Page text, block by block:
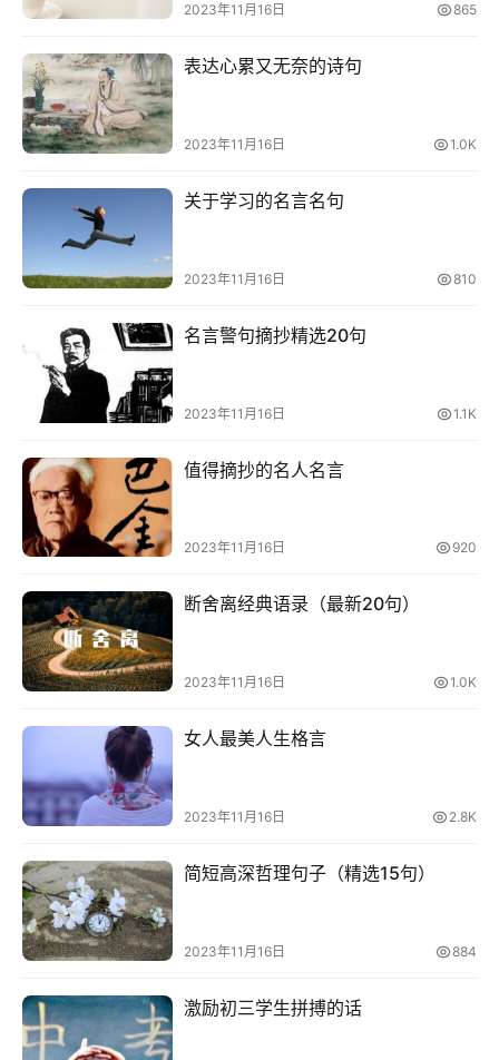
2023年11月16日 865
表达心累又无奈的诗句
2023年11月16日 1.0K
关于学习的名言名句
2023年11月16日 810
名言警句摘抄精选20句
2023年11月16日 1.1K
值得摘抄的名人名言
2023年11月16日 920
断舍离经典语录（最新20句）
2023年11月16日 1.0K
女人最美人生格言
2023年11月16日 2.8K
简短高深哲理句子（精选15句）
2023年11月16日 884
激励初三学生拼搏的话